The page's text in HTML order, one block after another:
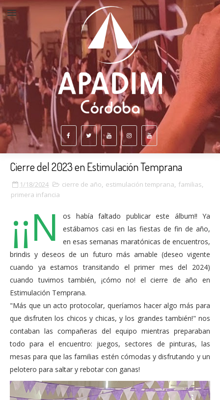
Cierre del 2023 en Estimulación Temprana
1/18/2024 cierre de año, estimulación temprana, familias,
primera infancia
¡¡N
os había faltado publicar este álbum!! Ya
estábamos casi en las fiestas de fin de año,
en esas semanas maratónicas de encuentros,
brindis y deseos de un futuro más amable (deseo vigente
cuando ya estamos transitando el primer mes del 2024)
cuando tuvimos también, ¡cómo no! el cierre de año en
Estimulación Temprana.
"Más que un acto protocolar, queríamos hacer algo más para
que disfruten los chicos y chicas, y los grandes también!" nos
contaban las compañeras del equipo mientras preparaban
todo para el encuentro: juegos, sectores de pinturas, las
mesas para que las familias estén cómodas y disfrutando y un
pelotero para saltar y rebotar con ganas!